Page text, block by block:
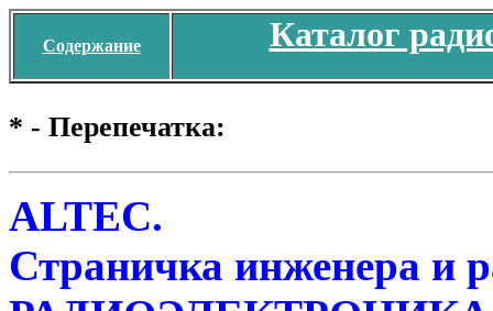
Содержание Каталог
* - Перепечатка:
ALTEC.
Страничка инженера и